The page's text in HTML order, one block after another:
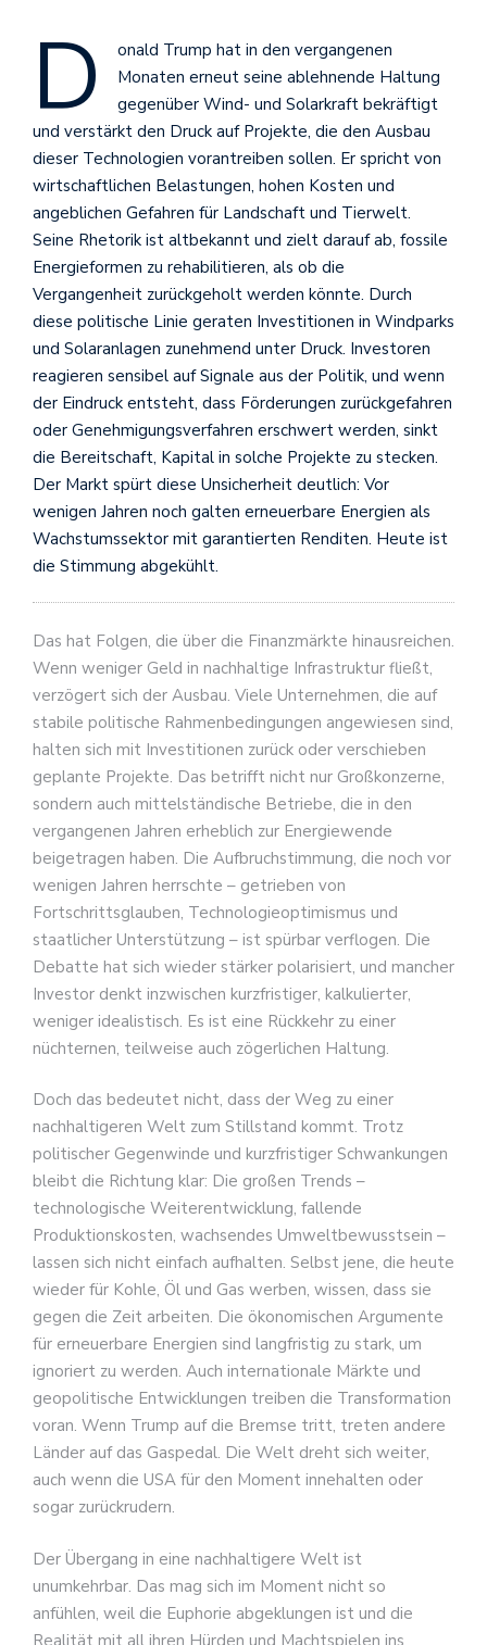
D
onald Trump hat in den vergangenen
Monaten erneut seine ablehnende Haltung
gegenüber Wind- und Solarkraft bekräftigt
und verstärkt den Druck auf Projekte, die den Ausbau
dieser Technologien vorantreiben sollen. Er spricht von
wirtschaftlichen Belastungen, hohen Kosten und
angeblichen Gefahren für Landschaft und Tierwelt.
Seine Rhetorik ist altbekannt und zielt darauf ab, fossile
Energieformen zu rehabilitieren, als ob die
Vergangenheit zurückgeholt werden könnte. Durch
diese politische Linie geraten Investitionen in Windparks
und Solaranlagen zunehmend unter Druck. Investoren
reagieren sensibel auf Signale aus der Politik, und wenn
der Eindruck entsteht, dass Förderungen zurückgefahren
oder Genehmigungsverfahren erschwert werden, sinkt
die Bereitschaft, Kapital in solche Projekte zu stecken.
Der Markt spürt diese Unsicherheit deutlich: Vor
wenigen Jahren noch galten erneuerbare Energien als
Wachstumssektor mit garantierten Renditen. Heute ist
die Stimmung abgekühlt.
Das hat Folgen, die über die Finanzmärkte hinausreichen.
Wenn weniger Geld in nachhaltige Infrastruktur fließt,
verzögert sich der Ausbau. Viele Unternehmen, die auf
stabile politische Rahmenbedingungen angewiesen sind,
halten sich mit Investitionen zurück oder verschieben
geplante Projekte. Das betrifft nicht nur Großkonzerne,
sondern auch mittelständische Betriebe, die in den
vergangenen Jahren erheblich zur Energiewende
beigetragen haben. Die Aufbruchstimmung, die noch vor
wenigen Jahren herrschte – getrieben von
Fortschrittsglauben, Technologieoptimismus und
staatlicher Unterstützung – ist spürbar verflogen. Die
Debatte hat sich wieder stärker polarisiert, und mancher
Investor denkt inzwischen kurzfristiger, kalkulierter,
weniger idealistisch. Es ist eine Rückkehr zu einer
nüchternen, teilweise auch zögerlichen Haltung.
Doch das bedeutet nicht, dass der Weg zu einer
nachhaltigeren Welt zum Stillstand kommt. Trotz
politischer Gegenwinde und kurzfristiger Schwankungen
bleibt die Richtung klar: Die großen Trends –
technologische Weiterentwicklung, fallende
Produktionskosten, wachsendes Umweltbewusstsein –
lassen sich nicht einfach aufhalten. Selbst jene, die heute
wieder für Kohle, Öl und Gas werben, wissen, dass sie
gegen die Zeit arbeiten. Die ökonomischen Argumente
für erneuerbare Energien sind langfristig zu stark, um
ignoriert zu werden. Auch internationale Märkte und
geopolitische Entwicklungen treiben die Transformation
voran. Wenn Trump auf die Bremse tritt, treten andere
Länder auf das Gaspedal. Die Welt dreht sich weiter,
auch wenn die USA für den Moment innehalten oder
sogar zurückrudern.
Der Übergang in eine nachhaltigere Welt ist
unumkehrbar. Das mag sich im Moment nicht so
anfühlen, weil die Euphorie abgeklungen ist und die
Realität mit all ihren Hürden und Machtspielen ins